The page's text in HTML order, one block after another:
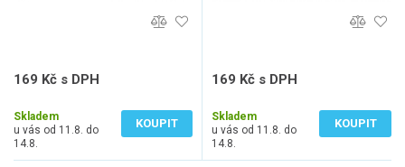
169 Kč s DPH
Skladem
u vás od 11.8. do
14.8.
KOUPIT
169 Kč s DPH
Skladem
u vás od 11.8. do
14.8.
KOUPIT